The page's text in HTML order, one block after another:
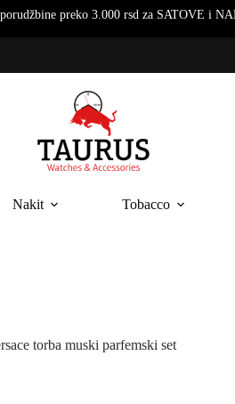
preko 3.000 rsd za SATOVE i NAKIT
Nakit Tobacco